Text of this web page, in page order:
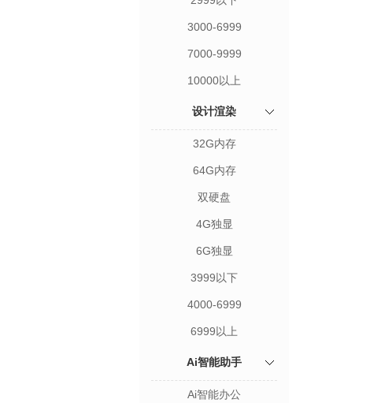
3000-6999
7000-9999
10000以上
设计渲染
32G内存
64G内存
双硬盘
4G独显
6G独显
3999以下
4000-6999
6999以上
Ai智能助手
Ai智能办公